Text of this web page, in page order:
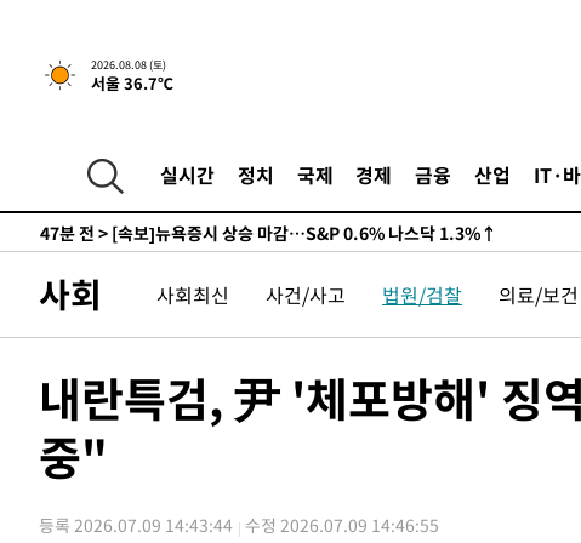
2026.08.08 (토)
서울 36.7℃
실시간 정치 국제 경제 금융 산업 IT·
-23629초 전 >여수 오동도 해상서 모터보트 전복…1명 사망·1명 실종
-19856초 전 >극한폭염 한풀 꺾이지만…'낮 최고 35도' 무더위, 열대야 계속[
-15391초 전 >
[속보]'압수수색·성접대 논란' 축구협회 "실망과 걱정 안겨드
-4012초 전 >
47분 전 > [속보]뉴욕증시 상승 마감…S&P 0.6% 나스닥 1.3%↑
-26739초 전 >
선재도서 해루질 나섰다 실종 60대, 닷새 만에 숨진 채 발견
-24273초 전 >남자 농구, 나고야 아시안게임서 '홈팀' 일본과 한일전
-19876초 전 >극한폭염 한풀 꺾이지만…'낮 최고 35도' 무더위, 열대야 계속
주 날씨]
-16894초 전 >
-15411초 전 >
47분 전 >[속보]뉴욕증시 상승 마감…S&P 0.6% 나스닥 1.3%↑
사회 사회최신 사건/사고 법원/검찰 의료/보건
내란특검, 尹 '체포방해' 징
중"
등록 2026.07.09 14:43:44 수정 2026.07.09 14:46:55